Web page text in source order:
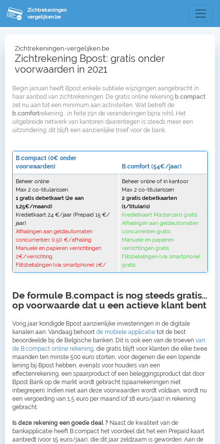
Zichtrekeningen
vergelijken.be
Zichtrekeningen-vergelijken.be
Zichtrekening Bpost: gratis onder
voorwaarden in 2021
Begin januari heeft Bpost enkele subtiele wijzigingen aangebracht in
haar aanbod van zichtrekeningen. De gratis online rekening b.compact
zet nu aan tot een minimum aan activiteiten. Wat betreft de
b.comfortrekening... in feite zijn de veranderingen bijna nihil. Het
uitgebreide netwerk van kantoren daarentegen is steeds meer een
uitzondering: dit blijft een aanzienlijke troef voor de bank.
B.compact (0€ onder
voorwaarden)
B.comfort (54€/jaar)
Beheer online
Max 2 co-titularissen
1 gratis debetkaart (2e aan
1,25€/maand)
Kredietkaart 24 €/jaar (Prepaid 15 €/
jaar)
Afhalingen aan geldautomaten
concurrenten: 0,50 €/afhaling
Manuele en papieren verrichtingen
2€/verrichting
Flitsbetalingen (via smartphone) 1€/
Beheer online of in kantoor
Max 2 co-titularissen
2 gratis debetkaarten
(1/titularis)
Kredietkaart Mastercard gratis
Afhalingen aan geldautomaten
concurrenten gratis
Manuele en papieren
verrichtingen gratis
Flitsbetalingen (via smartphone)
gratis
De formule B.compact is nog steeds gratis…
op voorwaarde dat u een actieve klant bent
Vorig jaar kondigde Bpost aanzienlijke investeringen in de digitale
kanalen aan. Vandaag behoort de mobiele applicatie tot de best
beoordeelde bij de Belgische banken. Dit is ook een van de troeven van
de B.compact online rekening, die gratis blijft voor klanten die elke twee
maanden ten minste 500 euro storten, voor degenen die een lopende
lening bij Bpost hebben, evenals voor houders van een
effectenrekening, een spaarproduct of een beleggingsproduct dat door
Bpost Bank op de markt wordt gebracht (spaarrekeningen niet
inbegrepen). Indien niet aan deze voorwaarden wordt voldaan, wordt nu
een vergoeding van 1,5 euro per maand (of 18 euro/jaar) in rekening
gebracht.
Is deze rekening een goede deal ? Naast de kwaliteit van de
bankapplicatie heeft B.compact het voordeel dat het een Prepaid kaart
aanbiedt (voor 15 euro/jaar), die dit jaar zeldzaam is geworden. Aan de